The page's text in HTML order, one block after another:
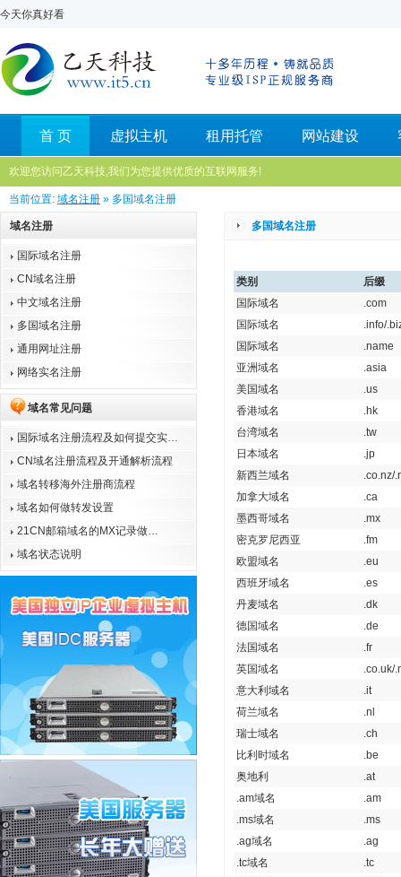
今天你真好看
首 页 虚拟主机 租用托管 网站建设
欢迎您访问乙天科技,我们为您提供优质的互联网服务!
当前位置: 域名注册 » 多国域名注册
域名注册
国际域名注册
CN域名注册
中文域名注册
多国域名注册
通用网址注册
网络实名注册
域名常见问题
国际域名注册流程及如何提交实…
CN域名注册流程及开通解析流程
域名转移海外注册商流程
域名如何做转发设置
21CN邮箱域名的MX记录做…
域名状态说明
多国域名注册
类别
后缀
国际域名
.com
国际域名
.info/
国际域名
.name
亚洲域名
.asia
美国域名
.us
香港域名
.hk
台湾域名
.tw
日本域名
.jp
新西兰域名
.co.nz/
加拿大域名
.ca
墨西哥域名
.mx
密克罗尼西亚
.fm
欧盟域名
.eu
西班牙域名
.es
丹麦域名
.dk
德国域名
.de
法国域名
.fr
英国域名
.co.uk/
意大利域名
.it
荷兰域名
.nl
瑞士域名
.ch
比利时域名
.be
奥地利
.at
.am域名
.am
.ms域名
.ms
.ag域名
.ag
.tc域名
.tc